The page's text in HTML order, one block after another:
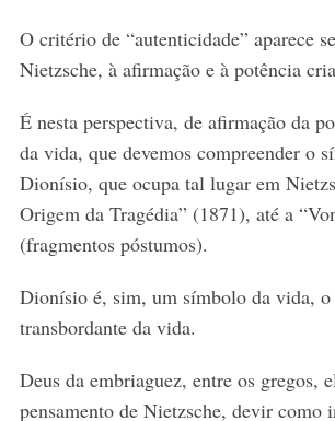
O critério de “autenticidade” aparece
Nietzsche, à afirmação e à potência
É nesta perspectiva, de afirmação da
da vida, que devemos compreender o
Dionísio, que ocupa tal lugar em
Origem da Tragédia” (1871), até a
(fragmentos póstumos).
Dionísio é, sim, um símbolo da vida, o
transbordante da vida.
Deus da embriaguez, entre os gregos,
pensamento de Nietzsche, devir como